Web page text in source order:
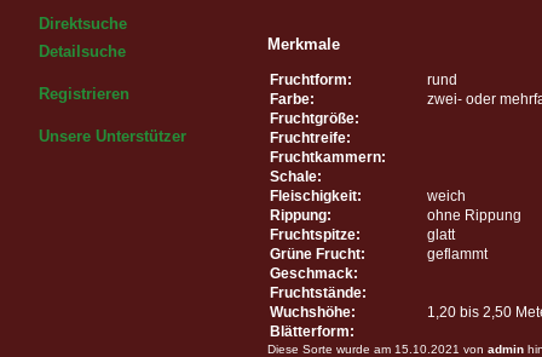
Direktsuche
Detailsuche
Registrieren
Unsere Unterstützer
Merkmale
Fruchtform:
rund
Farbe:
zwei- oder
Fruchtgröße:
Fruchtreife:
Fruchtkammern:
Schale:
Fleischigkeit:
weich
Rippung:
ohne Rippung
Fruchtspitze:
glatt
Grüne Frucht:
geflammt
Geschmack:
Fruchtstände:
Wuchshöhe:
1,20 bis 2,50
Blätterform:
Diese Sorte wurde am 15.10.2021 von admin